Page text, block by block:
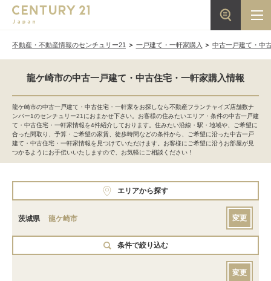
不動産・不動産情報のセンチュリー21 一戸建て・一軒家購入 中古一戸建て・中
龍ケ崎市の中古一戸建て・中古住宅・一軒家購入情報
龍ケ崎市の中古一戸建て・中古住宅・一軒家をお探しなら不動産フランチャイズ店舗数ナ
ンバー1のセンチュリー21におまかせ下さい。お客様の住みたいエリア・条件の中古一戸建
て・中古住宅・一軒家情報を4件紹介しております。住みたい沿線・駅・地域や、ご希望に
合った間取り、予算・ご希望の家賃、徒歩時間などの条件から、ご希望に沿った中古一戸
建て・中古住宅・一軒家情報を見つけていただけます。お客様にご希望に沿うお部屋が見
つかるようにお手伝いいたしますので、お気軽にご相談ください！
エリアから探す
茨城県 龍ケ崎市 変更
条件で絞り込む
変更